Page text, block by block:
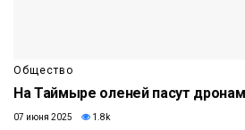
Общество
На Таймыре оленей пасут
07 июня 2025 1.8k